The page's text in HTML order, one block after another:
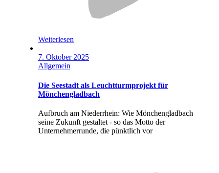
Weiterlesen
7. Oktober 2025
Allgemein
Die Seestadt als Leuchtturmprojekt für
Mönchengladbach
Aufbruch am Niederrhein: Wie Mönchengladbach
seine Zukunft gestaltet - so das Motto der
Unternehmerrunde, die pünktlich vor